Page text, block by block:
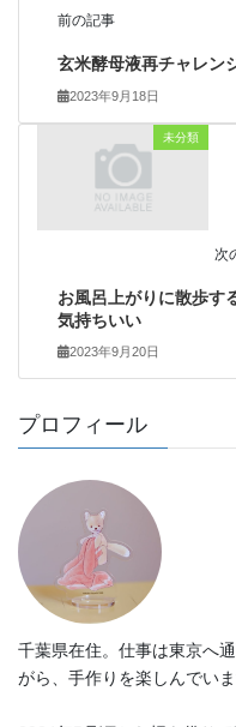
前の記事
玄米酵母液再チャレン
2023年9月18日
未分類
次
お風呂上がりに散歩す
気持ちいい
2023年9月20日
プロフィール
千葉県在住。仕事は東京へ
がら、手作りを楽しんでいま